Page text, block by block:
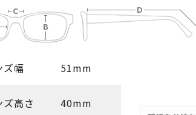
ズ幅 51mm
ズ高さ 40mm